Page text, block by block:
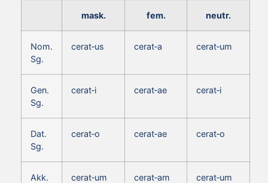
mask. fem. neutr.
Nom.
Sg.
cerat‑us cerat‑a cerat‑um
Gen.
Sg.
cerat‑i cerat‑ae cerat‑i
Dat.
Sg.
cerat‑o cerat‑ae cerat‑o
Akk.
cerat‑um cerat‑am cerat‑um